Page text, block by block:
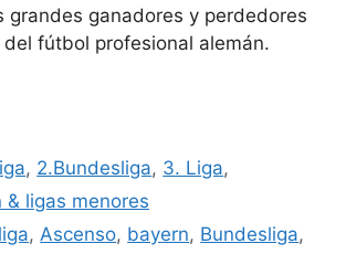
grandes ganadores y perdedores
fútbol profesional alemán.
, 2.Bundesliga, 3. Liga,
& ligas menores
, Ascenso, bayern, Bundesliga,